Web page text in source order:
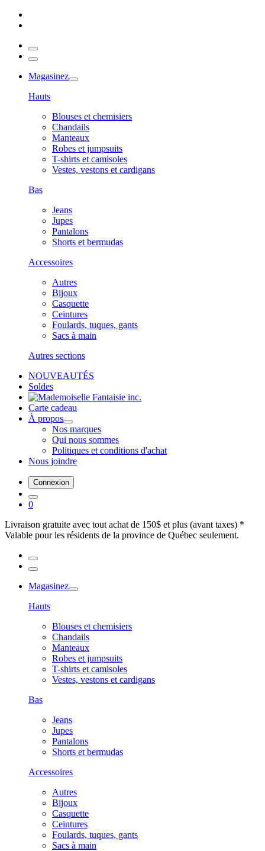
Magasinez
Hauts
Blouses et chemisiers
Chandails
Manteaux
Robes et jumpsuits
T-shirts et camisoles
Vestes, vestons et cardigans
Bas
Jeans
Jupes
Pantalons
Shorts et bermudas
Accessoires
Autres
Bijoux
Casquette
Ceintures
Foulards, tuques, gants
Sacs à main
Autres sections
NOUVEAUTÉS
Soldes
Carte cadeau
À propos
Nos marques
Qui nous sommes
Politiques et conditions d'achat
Nous joindre
Connexion
0
Livraison gratuite avec tout achat de 150$ et plus (avant taxes) *
Valable pour les résidents de la province de Québec seulement.
Magasinez
Hauts
Blouses et chemisiers
Chandails
Manteaux
Robes et jumpsuits
T-shirts et camisoles
Vestes, vestons et cardigans
Bas
Jeans
Jupes
Pantalons
Shorts et bermudas
Accessoires
Autres
Bijoux
Casquette
Ceintures
Foulards, tuques, gants
Sacs à main